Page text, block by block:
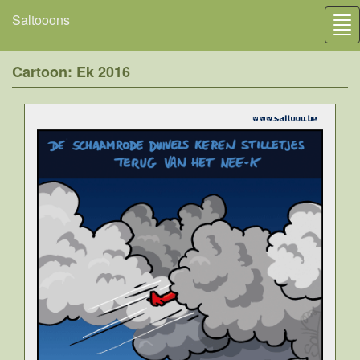
Saltooons
Cartoon: Ek 2016